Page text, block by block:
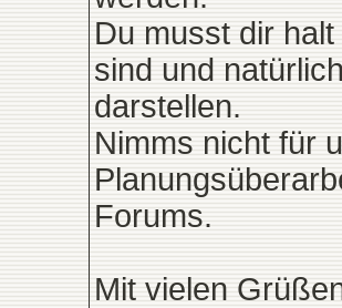
Du musst dir
sind und
darstellen.
Nimms nicht für
Forums.
Mit vielen